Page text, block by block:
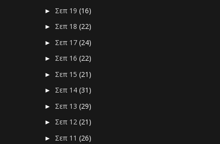
► Σεπ 19(16)
► Σεπ 18(22)
► Σεπ 17(24)
► Σεπ 16(22)
► Σεπ 15(21)
► Σεπ 14(31)
► Σεπ 13(29)
► Σεπ 12(21)
► Σεπ 11(26)